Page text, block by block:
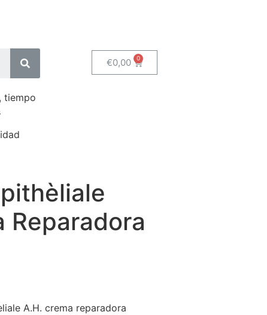
tiempo
€0,00
Reparadora
A.H. crema reparadora